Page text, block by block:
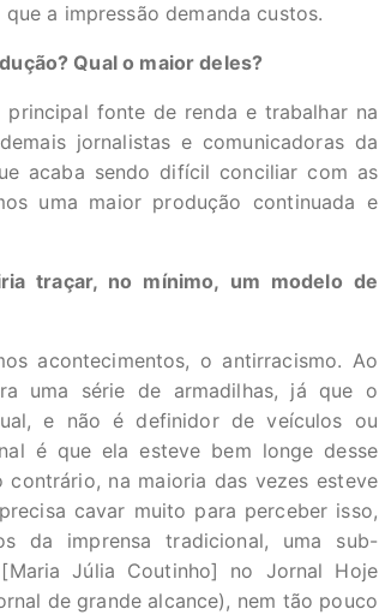
a impressão demanda custos.
Qual o maior deles?
fonte de renda e trabalhar na
jornalistas e comunicadoras da
acaba sendo difícil conciliar com as
uma maior produção continuada e
traçar, no mínimo, um modelo de
acontecimentos, o antirracismo. Ao
uma série de armadilhas, já que o
e não é definidor de veículos ou
é que ela esteve bem longe desse
na maioria das vezes esteve
cavar muito para perceber isso,
da imprensa tradicional, uma sub-
Júlia Coutinho] no Jornal Hoje
de grande alcance), nem tão pouco